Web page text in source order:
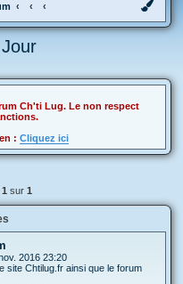
Ch'ti Lug. Le non respect
: Cliquez ici
1 sur 1
2016 23:20
site Chtilug.fr ainsi que le forum